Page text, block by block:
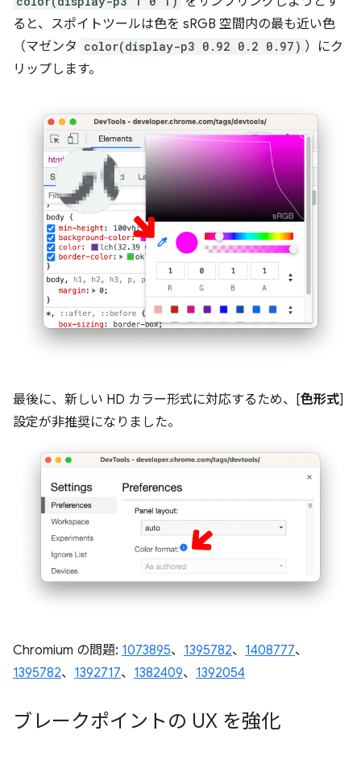
ると、スポイトツールは色を sRGB 空間内の最も近い色
（マゼンタ color(display-p3 0.92 0.2 0.97) ）にク
リップします。
最後に、新しい HD カラー形式に対応するため、[色形式]
設定が非推奨になりました。
Chromium の問題: 1073895、 1395782、 1408777、
1395782、 1392717、 1382409、 1392054
ブレークポイントの UX を強化